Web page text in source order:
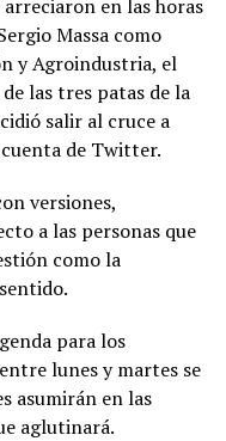
en las horas
Massa como
y Agroindustria, el
las tres patas de la
salir al cruce a
de Twitter.
versiones,
a las personas que
como la
para los
lunes y martes se
asumirán en las
aglutinará.